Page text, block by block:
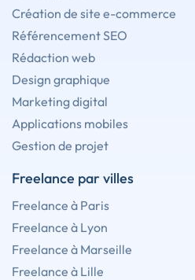
Création de site e-commerce
Référencement SEO
Rédaction web
Design graphique
Marketing digital
Applications mobiles
Gestion de projet
Freelance par villes
Freelance à Paris
Freelance à Lyon
Freelance à Marseille
Freelance à Lille